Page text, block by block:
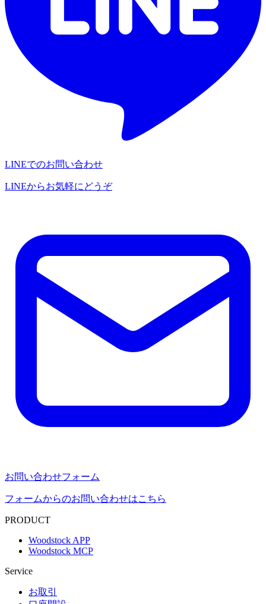
LINEでのお問い合わせ
LINEからお気軽にどうぞ
お問い合わせフォーム
フォームからのお問い合わせはこちら
PRODUCT
Woodstock APP
Woodstock MCP
Service
お取引